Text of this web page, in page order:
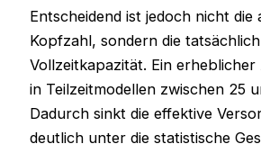
Entscheidend ist jedoch nicht die
Kopfzahl, sondern die
Vollzeitkapazität. Ein
in Teilzeitmodellen zwischen 25
Dadurch sinkt die effektive
deutlich unter die statistische